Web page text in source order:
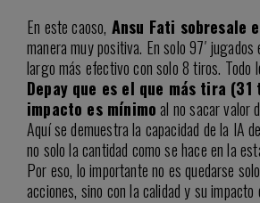
En este caoso, Ansu Fati sobresale
manera muy positiva. En solo 97′
largo más efectivo con solo 8 tiros. Todo
Depay que es el que más tira
impacto es mínimoal no sacar valor
Aquí se demuestra la capacidad de la IA
no solo la cantidad como se hace en la
Por eso, lo importante no es quedarse
acciones, sino con la calidad y su impacto